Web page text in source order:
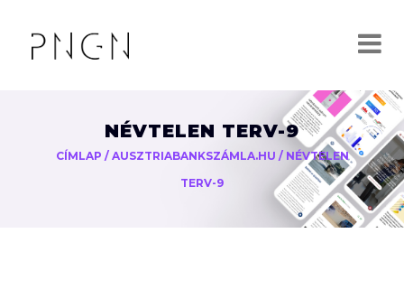
NÉVTELEN TERV-9
CÍMLAP / AUSZTRIABANKSZÁMLA.HU / NÉVTELEN
TERV-9